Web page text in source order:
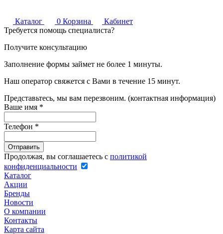
Каталог 0 Корзина
Кабинет
Требуется помощь специалиста?
Получите консультацию
Заполнение формы займет не более 1 минуты.
Наш оператор свяжется с Вами в течение 15 минут.
Представьтесь, мы вам перезвоним. (контактная информация)
Ваше имя *
Телефон *
Продолжая, вы соглашаетесь с политикой
конфиденциальности
Каталог
Акции
Бренды
Новости
О компании
Контакты
Карта сайта